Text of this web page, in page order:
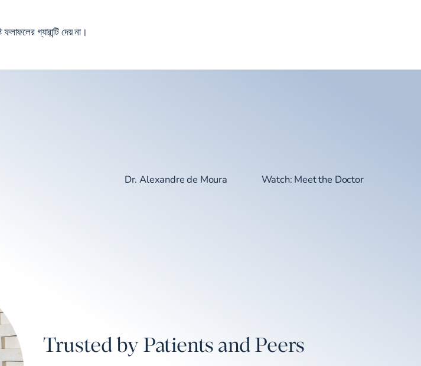
গ্যারান্টি দেয় না।
Dr. Alexandre de Moura Watch: Meet the Doctor
Trusted by Patients and Peers